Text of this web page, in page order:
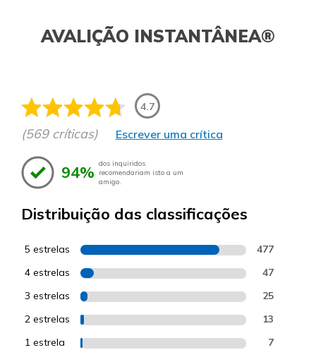
AVALIÇÃO INSTANTÂNEA®
4.7
(569 críticas) Escrever uma crítica
94% dos inquiridos
recomendariam isto a um
amigo.
Distribuição das classificações
5 estrelas 477
4 estrelas 47
3 estrelas 25
2 estrelas 13
1 estrela 7